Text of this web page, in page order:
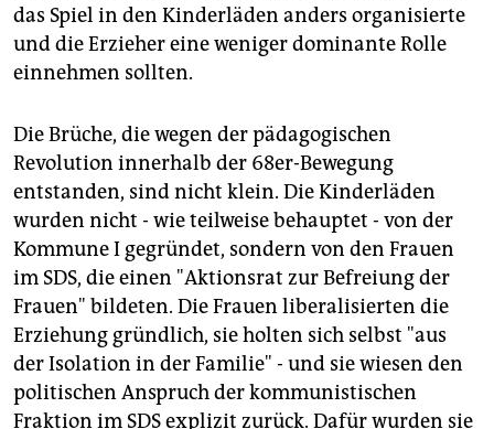
das Spiel in den Kinderläden anders organisierte
und die Erzieher eine weniger dominante Rolle
einnehmen sollten.
Die Brüche, die wegen der pädagogischen
Revolution innerhalb der 68er-Bewegung
entstanden, sind nicht klein. Die Kinderläden
wurden nicht - wie teilweise behauptet - von der
Kommune I gegründet, sondern von den Frauen
im SDS, die einen "Aktionsrat zur Befreiung der
Frauen" bildeten. Die Frauen liberalisierten die
Erziehung gründlich, sie holten sich selbst "aus
der Isolation in der Familie" - und sie wiesen den
politischen Anspruch der kommunistischen
Fraktion im SDS explizit zurück. Dafür wurden sie